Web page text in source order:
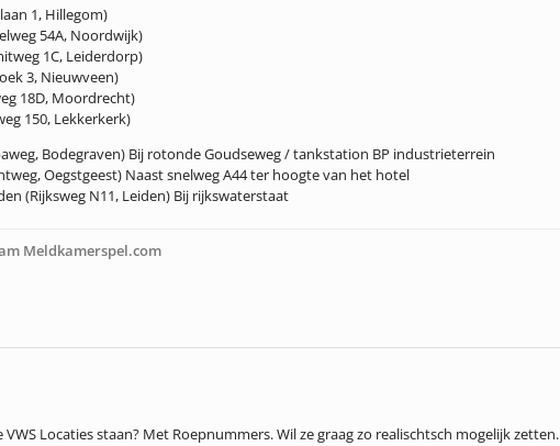
1, Hillegom)
54A, Noordwijk)
1C, Leiderdorp)
3, Nieuwveen)
18D, Moordrecht)
150, Lekkerkerk)
Bodegraven) Bij rotonde Goudseweg / tankstation BP industrieterrein
Oegstgeest) Naast snelweg A44 ter hoogte van het hotel
(Rijksweg N11, Leiden) Bij rijkswaterstaat
Meldkamerspel.com
Locaties staan? Met Roepnummers. Wil ze graag zo realischtsch mogelijk zetten.